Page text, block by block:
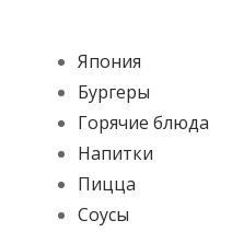
Япония
Бургеры
Горячие блюда
Напитки
Пицца
Соусы